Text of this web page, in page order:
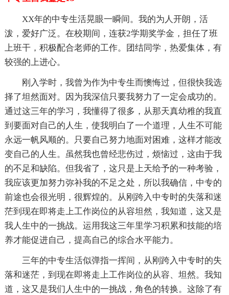
XX年的中专生活晃眼一瞬间。我的为人开朗，活
泼，爱好广泛。在校期间，连获2学期奖学金，担任了班
上班干，积极配合老师的工作。团结同学，热爱集体，有
较强的上进心。
刚入学时，我曾为作为中专生而懊悔过，但很快我选
择了坦然面对。因为我深信只要我努力了一定会成功的。
通过这三年的学习，我懂得了很多，从那天真幼稚的我直
到要面对自己的人生，使我明白了一个道理，人生不可能
永远一帆风顺的。只要自己努力地面对困难，这样才能改
变自己的人生。虽然我也曾经悲伤过，烦恼过，这由于我
的不足和缺陷。但我省了，这只是上天给予的一种考验，
我应该更加努力弥补我的不足之处，所以我确信，中专的
前途也会很光明，很辉煌的。从刚跨入中专时的失落和迷
茫到现在即将走上工作岗位的从容坦然，我知道，这又是
我人生中的一挑战。运用我这三年里学习积累和技能的培
养才能促进自己，提高自己的综合水平能力。
三年的中专生活似弹指一挥间，从刚跨入中专时的失
落和迷茫，到现在即将走上工作岗位的从容、坦然。我知
道，这又是我们人生中的一挑战，角色的转换。这除了有